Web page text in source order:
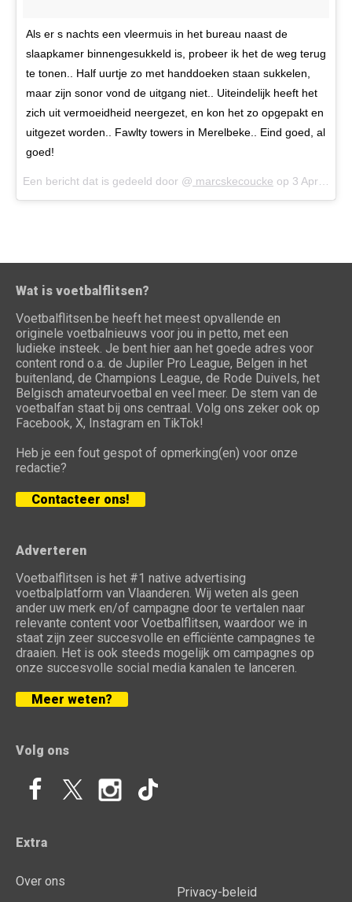
Als er s nachts een vleermuis in het bureau naast de
slaapkamer binnengesukkeld is, probeer ik het de weg terug
te tonen.. Half uurtje zo met handdoeken staan sukkelen,
maar zijn sonor vond de uitgang niet.. Uiteindelijk heeft het
zich uit vermoeidheid neergezet, en kon het zo opgepakt en
uitgezet worden.. Fawlty towers in Merelbeke.. Eind goed, al
goed!
Een bericht dat is gedeeld door @ marcskecoucke op 3 Apr 2018 om 4:16 (PDT)
Wat is voetbalflitsen?
Voetbalflitsen.be heeft het meest opvallende en
originele voetbalnieuws voor jou in petto, met een
ludieke insteek. Je bent hier aan het goede adres voor
content rond o.a. de Jupiler Pro League, Belgen in het
buitenland, de Champions League, de Rode Duivels, het
Belgisch amateurvoetbal en veel meer. De stem van de
voetbalfan staat bij ons centraal. Volg ons zeker ook op
Facebook, X, Instagram en TikTok!
Heb je een fout gespot of opmerking(en) voor onze
redactie?
Contacteer ons!
Adverteren
Voetbalflitsen is het #1 native advertising
voetbalplatform van Vlaanderen. Wij weten als geen
ander uw merk en/of campagne door te vertalen naar
relevante content voor Voetbalflitsen, waardoor we in
staat zijn zeer succesvolle en efficiënte campagnes te
draaien. Het is ook steeds mogelijk om campagnes op
onze succesvolle social media kanalen te lanceren.
Meer weten?
Volg ons
Extra
Over ons
Privacy-beleid